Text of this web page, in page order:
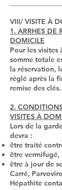
VIII/ VISITE À
1. ARRHES DE
DOMICILE
Pour les visites
somme totale
la réservation,
réglé après la
remise des clés.
2.
VISITES À
Lors de la
devra :
être traité
être vermifugé,
être à jour de
Carré,
Hépathite